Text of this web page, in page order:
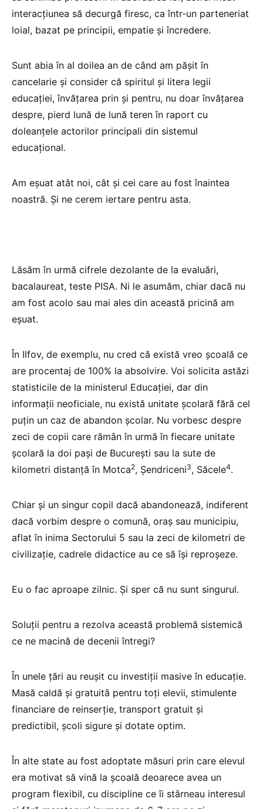
interacțiunea să decurgă firesc, ca într-un parteneriat
loial, bazat pe principii, empatie și încredere.
Sunt abia în al doilea an de când am pășit în
cancelarie și consider că spiritul și litera legii
educației, învățarea prin și pentru, nu doar învățarea
despre, pierd lună de lună teren în raport cu
doleanțele actorilor principali din sistemul
educațional.
Am eșuat atât noi, cât și cei care au fost înaintea
noastră. Și ne cerem iertare pentru asta.
Lăsăm în urmă cifrele dezolante de la evaluări,
bacalaureat, teste PISA. Ni le asumăm, chiar dacă nu
am fost acolo sau mai ales din această pricină am
eșuat.
În Ilfov, de exemplu, nu cred că există vreo școală ce
are procentaj de 100% la absolvire. Voi solicita astăzi
statisticile de la ministerul Educației, dar din
informații neoficiale, nu există unitate școlară fără cel
puțin un caz de abandon școlar. Nu vorbesc despre
zeci de copii care rămân în urmă în fiecare unitate
școlară la doi pași de București sau la sute de
kilometri distanță în Motca2, Şendriceni3, Săcele4.
Chiar și un singur copil dacă abandonează, indiferent
dacă vorbim despre o comună, oraș sau municipiu,
aflat în inima Sectorului 5 sau la zeci de kilometri de
civilizație, cadrele didactice au ce să își reproșeze.
Eu o fac aproape zilnic. Și sper că nu sunt singurul.
Soluții pentru a rezolva această problemă sistemică
ce ne macină de decenii întregi?
În unele țări au reușit cu investiții masive în educație.
Masă caldă și gratuită pentru toți elevii, stimulente
financiare de reinserție, transport gratuit și
predictibil, școli sigure și dotate optim.
În alte state au fost adoptate măsuri prin care elevul
era motivat să vină la școală deoarece avea un
program flexibil, cu discipline ce îi stârneau interesul